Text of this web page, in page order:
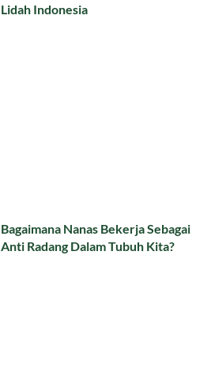
Lidah Indonesia
Bagaimana Nanas Bekerja Sebagai
Anti Radang Dalam Tubuh Kita?